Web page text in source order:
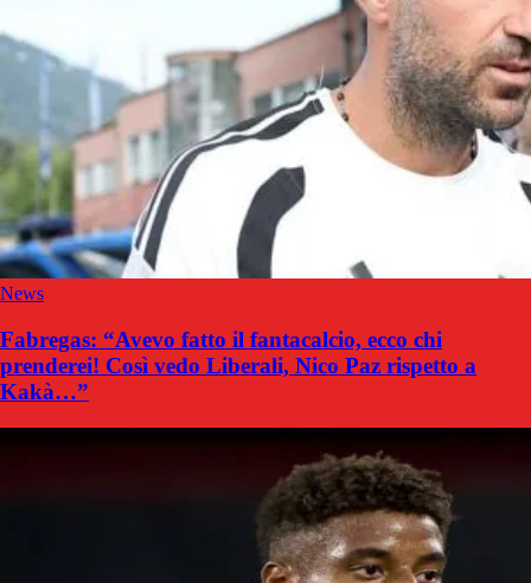
News
Fabregas: “Avevo fatto il fantacalcio, ecco chi
prenderei! Così vedo Liberali, Nico Paz rispetto a
Kakà…”